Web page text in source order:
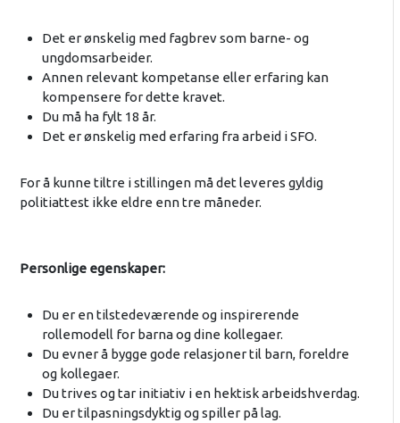
Det er ønskelig med fagbrev som barne- og
ungdomsarbeider.
Annen relevant kompetanse eller erfaring kan
kompensere for dette kravet.
Du må ha fylt 18 år.
Det er ønskelig med erfaring fra arbeid i SFO.
For å kunne tiltre i stillingen må det leveres gyldig
politiattest ikke eldre enn tre måneder.
Personlige egenskaper:
Du er en tilstedeværende og inspirerende
rollemodell for barna og dine kollegaer.
Du evner å bygge gode relasjoner til barn, foreldre
og kollegaer.
Du trives og tar initiativ i en hektisk arbeidshverdag.
Du er tilpasningsdyktig og spiller på lag.